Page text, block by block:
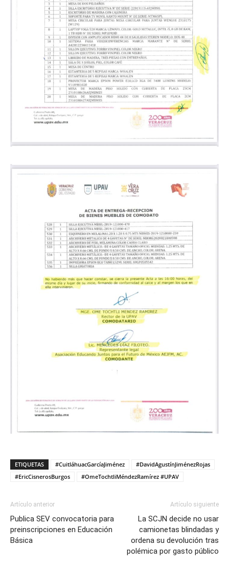
ETIQUETAS #CuitláhuacGarcíaJiménez
#DavidAgustínJiménezRojas
#EricCisnerosBurgos
#OmeTochtliMéndezRamírez #UPAV
Artículo anterior
Publica SEV convocatoria para
preinscripciones en Educación
Básica
Artículo siguiente
La SCJN decide no usar
camionetas blindadas y
ordena su devolución tras
polémica por gasto público